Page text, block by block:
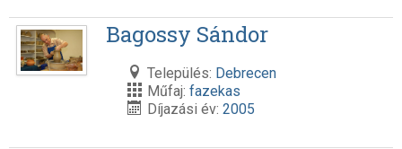
Bagossy Sándor
Település: Debrecen
Műfaj: fazekas
Díjazási év: 2005